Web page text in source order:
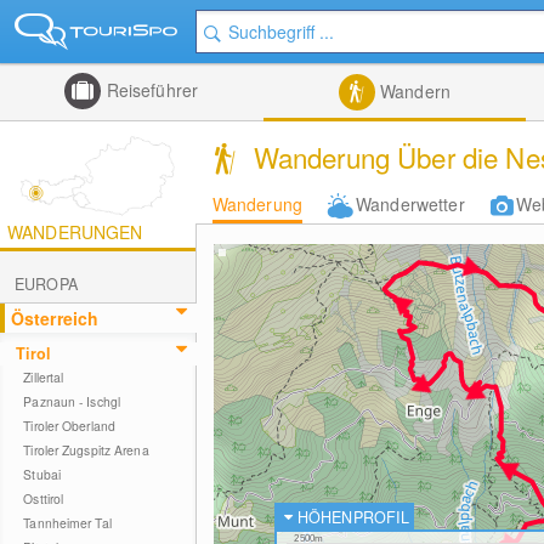
Reiseführer Wandern
Wanderung Über die
Wanderung Wanderwetter
WANDERUNGEN
EUROPA
Österreich
Tirol
Zillertal
Paznaun - Ischgl
Tiroler Oberland
Tiroler Zugspitz Arena
Stubai
Osttirol
Tannheimer Tal
HÖHENPROFIL
2500m